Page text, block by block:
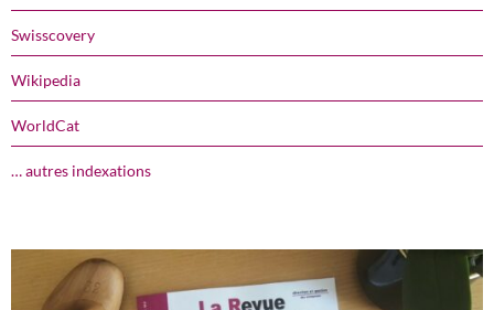
Swisscovery
Wikipedia
WorldCat
… autres indexations